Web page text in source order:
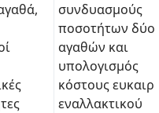
συνδυασμούς
ποσοτήτων δύο
αγαθών και
υπολογισμός
κόστους
εναλλακτικού